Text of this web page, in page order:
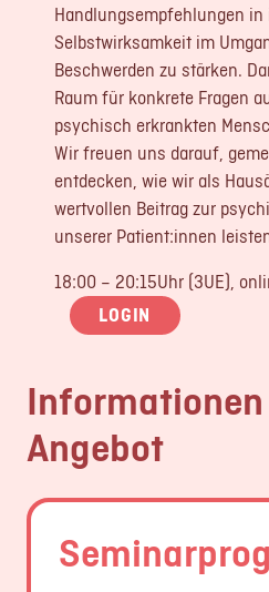
Handlungsempfehlungen in
Selbstwirksamkeit im
Beschwerden zu stärken.
Raum für konkrete Fragen
psychisch erkrankten
Wir freuen uns darauf,
entdecken, wie wir als
wertvollen Beitrag zur
unserer Patient:innen
18:00 – 20:15Uhr (3UE),
LOGIN
Angebot